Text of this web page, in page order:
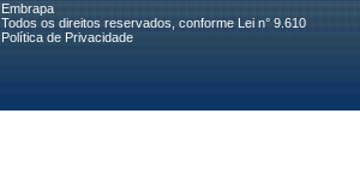
Embrapa
Todos os direitos reservados, conforme Lei n° 9.610
Política de Privacidade